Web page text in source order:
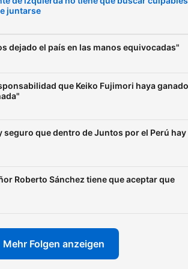
juntarse
dejado el país en las manos equivocadas"
que Keiko Fujimori haya ganado
seguro que dentro de Juntos por el Perú hay
Roberto Sánchez tiene que aceptar que
Mehr Folgen anzeigen